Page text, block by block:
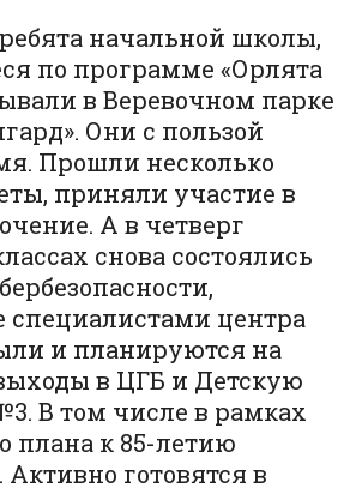
начальной школы,
по программе «Орлята
в Веревочном парке
Они с пользой
Прошли несколько
приняли участие в
А в четверг
снова состоялись
специалистами центра
и планируются на
в ЦГБ и Детскую
В том числе в рамках
плана к 85-летию
готовятся в